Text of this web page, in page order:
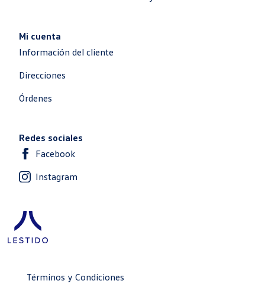
Mi cuenta
Información del cliente
Direcciones
Órdenes
Redes sociales
Facebook
Instagram
Términos y Condiciones